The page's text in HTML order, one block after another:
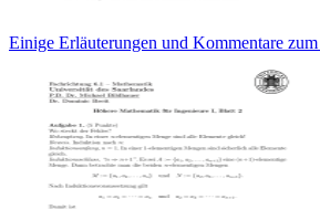
Einige Erläuterungen und Kommentare